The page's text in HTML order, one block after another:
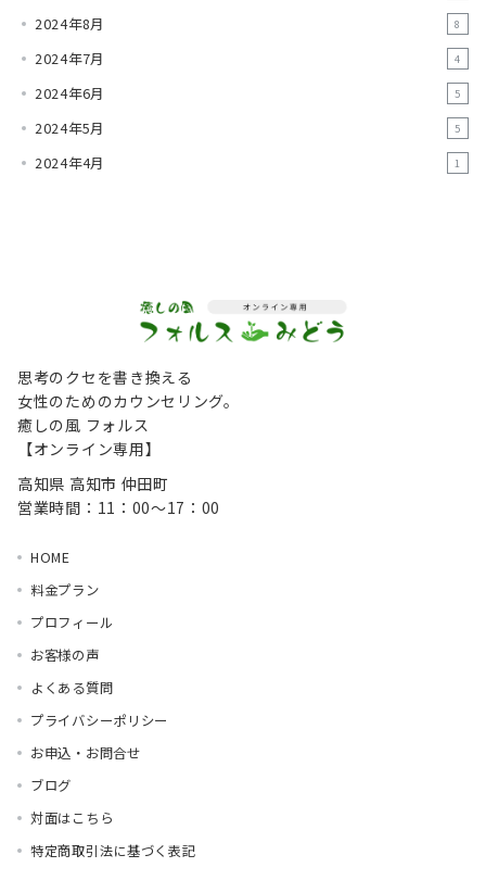
2024年8月 8
2024年7月 4
2024年6月 5
2024年5月 5
2024年4月 1
思考のクセを書き換える
女性のためのカウンセリング。
癒しの風 フォルス
【オンライン専用】
高知県 高知市 仲田町
営業時間：11：00～17：00
HOME
料金プラン
プロフィール
お客様の声
よくある質問
プライバシーポリシー
お申込・お問合せ
ブログ
対面はこちら
特定商取引法に基づく表記